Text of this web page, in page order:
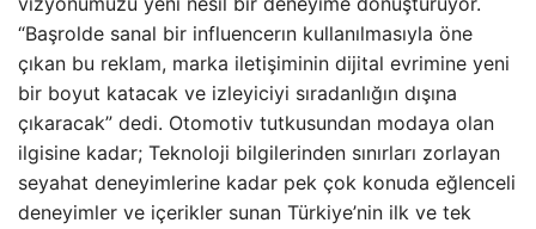
“Başrolde sanal bir influencerın kullanılmasıyla öne
çıkan bu reklam, marka iletişiminin dijital evrimine yeni
bir boyut katacak ve izleyiciyi sıradanlığın dışına
çıkaracak” dedi. Otomotiv tutkusundan modaya olan
ilgisine kadar; Teknoloji bilgilerinden sınırları zorlayan
seyahat deneyimlerine kadar pek çok konuda eğlenceli
deneyimler ve içerikler sunan Türkiye’nin ilk ve tek